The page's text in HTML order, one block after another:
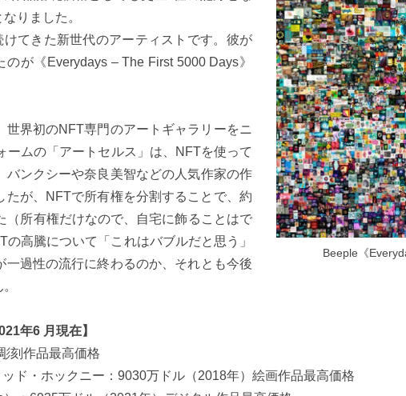
Beeple《
りました。
てきた新世代のアーティストです。彼が
が《Everydays – The First 5000 Days》
界初のNFT専門のアートギャラリーをニ
ームの「アートセルス」は、NFTを使って
ンクシーや奈良美智などの人気作家の作
が、NFTで所有権を分割することで、約
所有権だけなので、自宅に飾ることはで
高騰について「これはバブルだと思う」
過性の流行に終わるのか、それとも今後
年6 月現在】
刻作品最高価格
ド・ホックニー：9030万ドル（2018年）絵画作品最高価格